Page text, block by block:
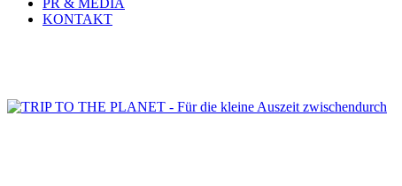
PR & MEDIA
KONTAKT